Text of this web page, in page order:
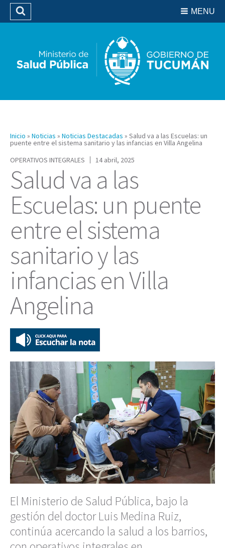
Biblioteca
MENU
Buscar
Inicio » Noticias » Noticias Destacadas » Salud va a las Escuelas: un
puente entre el sistema sanitario y las infancias en Villa Angelina
OPERATIVOS INTEGRALES
14 abril, 2025
Salud va a las
Escuelas: un puente
entre el sistema
sanitario y las
infancias en Villa
Angelina
El Ministerio de Salud Pública, bajo la
gestión del doctor Luis Medina Ruiz,
continúa acercando la salud a los barrios,